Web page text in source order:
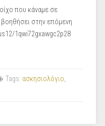
που κάναμε σε
στην επόμενη
1qwi72gxawgc2p28
Tags: ασκησιολόγιο,